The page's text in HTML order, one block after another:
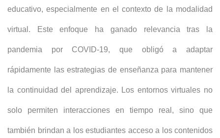
educativo, especialmente en el contexto de la modalidad
virtual. Este enfoque ha ganado relevancia tras la
pandemia por COVID-19, que obligó a adaptar
rápidamente las estrategias de enseñanza para mantener
la continuidad del aprendizaje. Los entornos virtuales no
solo permiten interacciones en tiempo real, sino que
también brindan a los estudiantes acceso a los contenidos